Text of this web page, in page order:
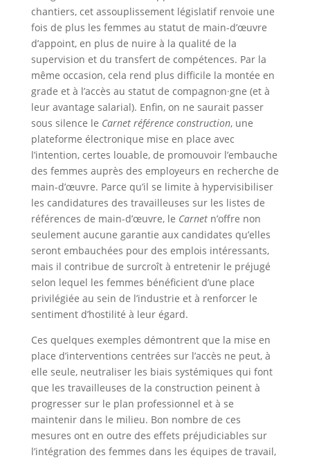
chantiers, cet assouplissement législatif renvoie une
fois de plus les femmes au statut de main-d’œuvre
d’appoint, en plus de nuire à la qualité de la
supervision et du transfert de compétences. Par la
même occasion, cela rend plus difficile la montée en
grade et à l’accès au statut de compagnon·gne (et à
leur avantage salarial). Enfin, on ne saurait passer
sous silence le Carnet référence construction, une
plateforme électronique mise en place avec
l’intention, certes louable, de promouvoir l’embauche
des femmes auprès des employeurs en recherche de
main-d’œuvre. Parce qu’il se limite à hypervisibiliser
les candidatures des travailleuses sur les listes de
références de main-d’œuvre, le Carnetn’offre non
seulement aucune garantie aux candidates qu’elles
seront embauchées pour des emplois intéressants,
mais il contribue de surcroît à entretenir le préjugé
selon lequel les femmes bénéficient d’une place
privilégiée au sein de l’industrie et à renforcer le
sentiment d’hostilité à leur égard.
Ces quelques exemples démontrent que la mise en
place d’interventions centrées sur l’accès ne peut, à
elle seule, neutraliser les biais systémiques qui font
que les travailleuses de la construction peinent à
progresser sur le plan professionnel et à se
maintenir dans le milieu. Bon nombre de ces
mesures ont en outre des effets préjudiciables sur
l’intégration des femmes dans les équipes de travail,